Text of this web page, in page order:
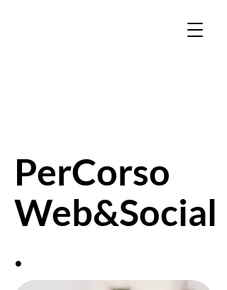
PerCorso
Web&Social
.